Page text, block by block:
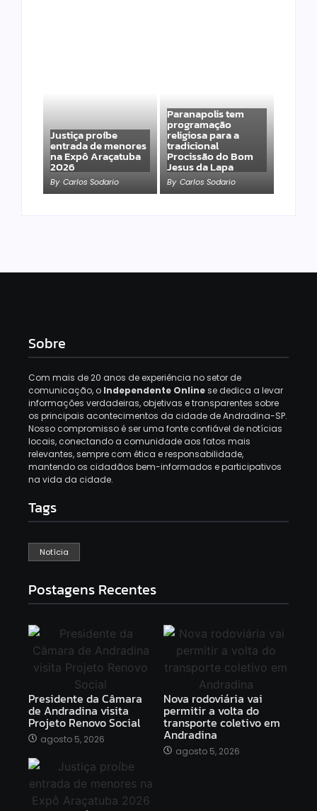
Justiça proíbe
entrada de menores
na Expô Araçatuba
2026
By Carlos Sodario
Paranapolis tem
programação
religiosa para a
tradicional
Procissão do Bom
Jesus da Lapa
By Carlos Sodario
Sobre
Com mais de 20 anos de experiência no setor de
comunicação, o Independente Onlinese dedica a levar
informações verdadeiras, objetivas e transparentes sobre
os principais acontecimentos da cidade de Andradina-SP.
Nosso compromisso é ser uma fonte confiável de notícias
locais, conectando a comunidade aos fatos mais
relevantes, sempre com ética e responsabilidade,
mantendo os cidadãos bem-informados e participativos
na vida da cidade.
Tags
Notícia
Postagens Recentes
Presidente da Câmara
de Andradina visita
Projeto Renovo Social
agosto 5, 2026
Nova rodoviária vai
permitir a volta do
transporte coletivo em
Andradina
agosto 5, 2026